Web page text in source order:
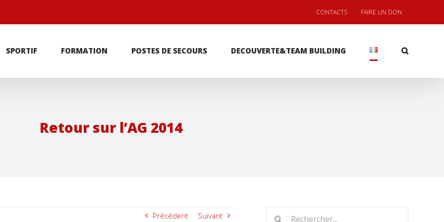
CONTACTS FAIRE UN DON
SPORTIF FORMATION POSTES DE SECOURS DECOUVERTE&TEAM BUILDING
Retour sur l’AG 2014
Précédent Suivant